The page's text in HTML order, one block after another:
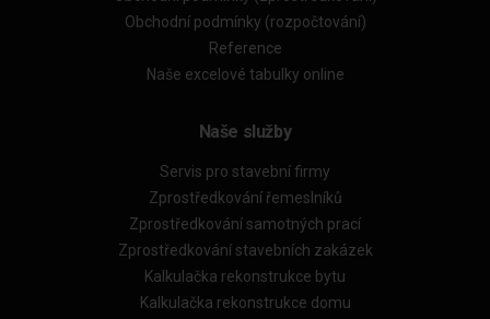
Obchodní podmínky (rozpočtování)
Reference
Naše excelové tabulky online
Naše služby
Servis pro stavební firmy
Zprostředkování řemeslníků
Zprostředkování samotných prací
Zprostředkování stavebních zakázek
Kalkulačka rekonstrukce bytu
Kalkulačka rekonstrukce domu